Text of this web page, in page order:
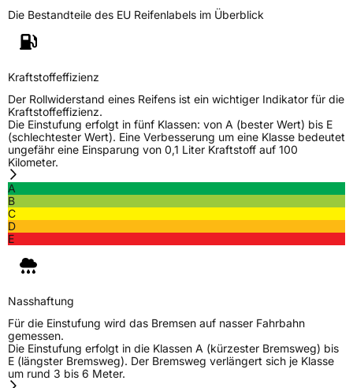
Die Bestandteile des EU Reifenlabels im Überblick
Kraftstoffeffizienz
Der Rollwiderstand eines Reifens ist ein wichtiger Indikator für die
Kraftstoffeffizienz.
Die Einstufung erfolgt in fünf Klassen: von A (bester Wert) bis E
(schlechtester Wert). Eine Verbesserung um eine Klasse bedeutet
ungefähr eine Einsparung von 0,1 Liter Kraftstoff auf 100
Kilometer.
A
B
C
D
E
Nasshaftung
Für die Einstufung wird das Bremsen auf nasser Fahrbahn
gemessen.
Die Einstufung erfolgt in die Klassen A (kürzester Bremsweg) bis
E (längster Bremsweg). Der Bremsweg verlängert sich je Klasse
um rund 3 bis 6 Meter.